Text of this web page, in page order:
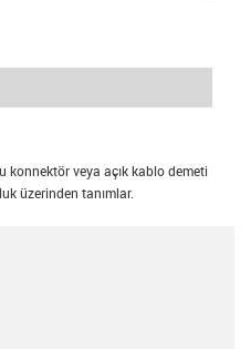
veya açık kablo demeti
üzerinden tanımlar.